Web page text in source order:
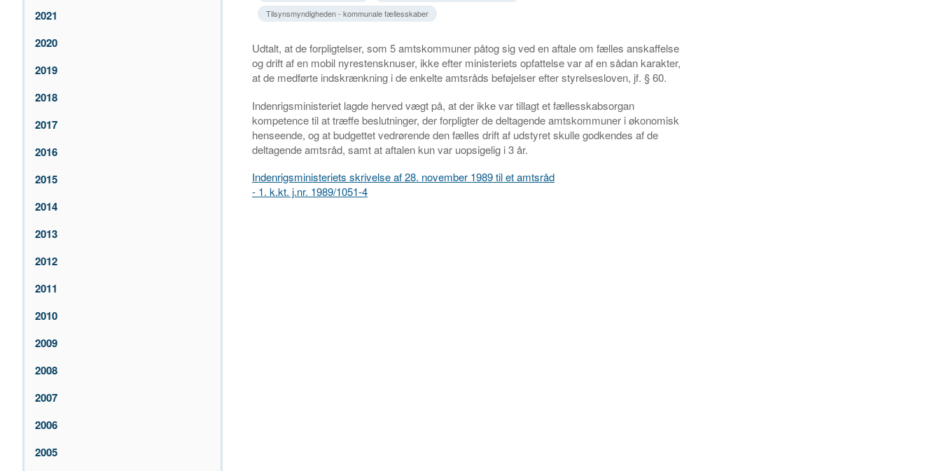
2021
2020
2019
2018
2017
2016
2015
2014
2013
2012
2011
2010
2009
2008
2007
2006
2005
Tilsynsmyndigheden - kommunale fællesskaber
Udtalt, at de forpligtelser, som 5 amtskommuner påtog sig ved en aftale om fælles anskaffelse
og drift af en mobil nyrestensknuser, ikke efter ministeriets opfattelse var af en sådan karakter,
at de medførte indskrænkning i de enkelte amtsråds beføjelser efter styrelsesloven, jf. § 60.
Indenrigsministeriet lagde herved vægt på, at der ikke var tillagt et fællesskabsorgan
kompetence til at træffe beslutninger, der forpligter de deltagende amtskommuner i økonomisk
henseende, og at budgettet vedrørende den fælles drift af udstyret skulle godkendes af de
deltagende amtsråd, samt at aftalen kun var uopsigelig i 3 år.
Indenrigsministeriets skrivelse af 28. november 1989 til et amtsråd
- 1. k.kt. j.nr. 1989/1051-4